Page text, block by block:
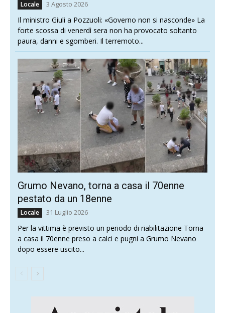
Locale 3 Agosto 2026
Il ministro Giuli a Pozzuoli: «Governo non si nasconde» La
forte scossa di venerdì sera non ha provocato soltanto
paura, danni e sgomberi. Il terremoto...
Grumo Nevano, torna a casa il 70enne
pestato da un 18enne
Locale 31 Luglio 2026
Per la vittima è previsto un periodo di riabilitazione Torna
a casa il 70enne preso a calci e pugni a Grumo Nevano
dopo essere uscito...